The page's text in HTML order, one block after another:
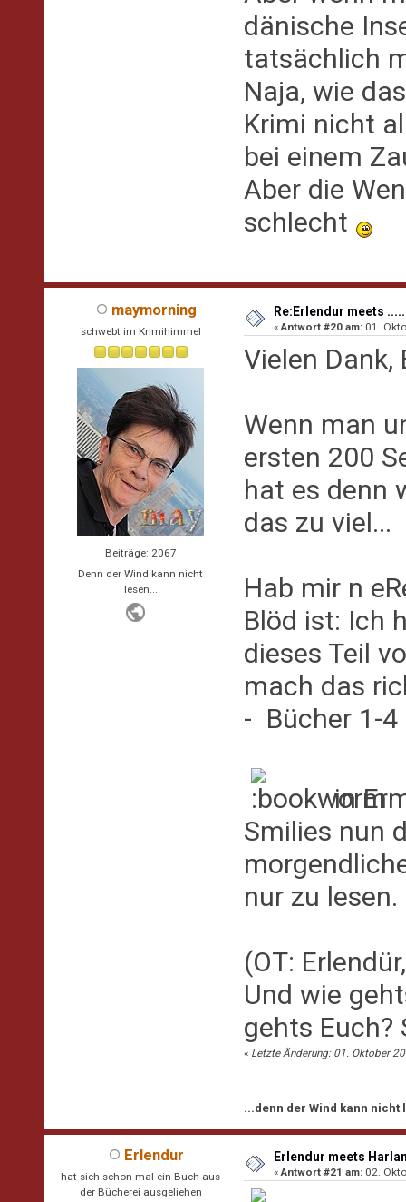
dänische
tatsächlich
Naja, wie
Krimi nicht
bei einem
Aber die
schlecht
maymorning
schwebt im Krimihimmel
Beiträge: 2067
Denn der Wind kann nicht
lesen...
Re:Erlendur meets .....
«Antwort #20 am: 01.
Vielen Dank,
Wenn man
ersten 200
hat es denn
das zu viel...
Hab mir n
Blöd ist: Ich
dieses Teil
mach das
- Bücher 1-4
in
Smilies nun
nur zu
(OT:
Und wie
gehts
« Letzte Änderung: 01. Oktober
...denn der Wind kann nicht
Erlendur
hat sich schon mal ein Buch aus
der Bücherei ausgeliehen
Erlendur meets
«Antwort #21 am: 02.